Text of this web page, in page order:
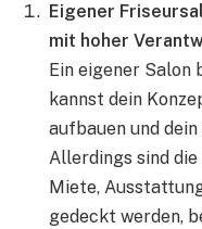
Eigener
mit hoher
Ein eigener
kannst dein
aufbauen und
Allerdings sind
Miete,
gedeckt werden,